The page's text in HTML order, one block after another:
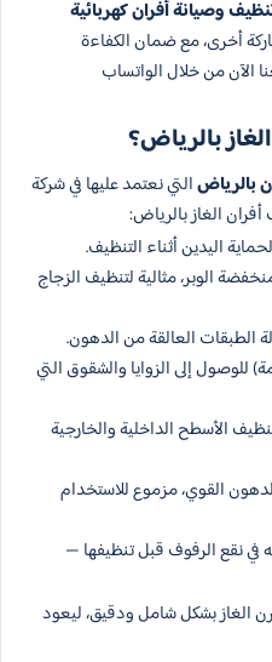
وصيانة أفران كهربائية
أخرى، مع ضمان الكفاءة
الآن من خلال الواتساب
بالرياض؟
بالرياضالتي نعتمد عليها في شركة
الغاز بالرياض:
اليدين أثناء التنظيف.
الوبر، مثالية لتنظيف الزجاج
العالقة من الدهون.
إلى الزوايا والشقوق التي
الأسطح الداخلية والخارجية
القوي، مزموع للاستخدام
في نقع الرفوف قبل تنظيفها —
الغاز بشكل شامل ودقيق، ليعود